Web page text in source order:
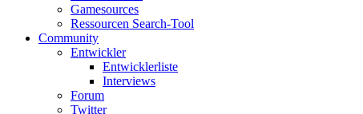
Gamesources
Ressourcen Search-Tool
Community
Entwickler
Entwicklerliste
Interviews
Forum
Twitter